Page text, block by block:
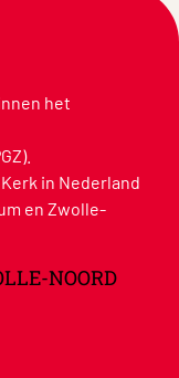
het
in Nederland
en Zwolle-
NOORD